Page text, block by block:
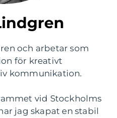
och arbetar som
för kreativt
kommunikation.
vid Stockholms
jag skapat en stabil